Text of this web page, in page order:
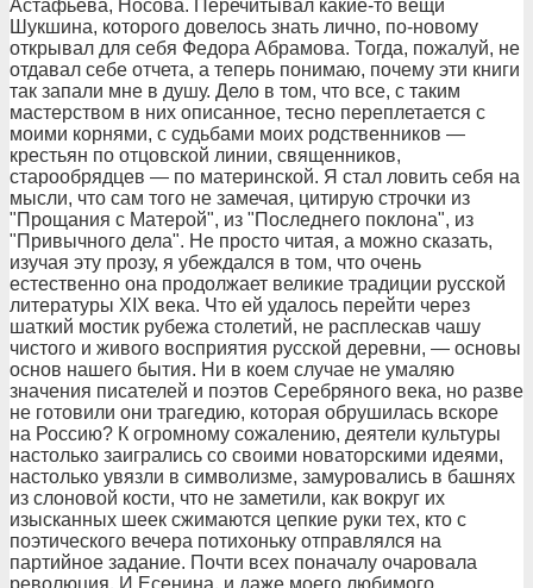
Астафьева, Носова. Перечитывал какие-то вещи
Шукшина, которого довелось знать лично, по-новому
открывал для себя Федора Абрамова. Тогда, пожалуй, не
отдавал себе отчета, а теперь понимаю, почему эти книги
так запали мне в душу. Дело в том, что все, с таким
мастерством в них описанное, тесно переплетается с
моими корнями, с судьбами моих родственников —
крестьян по отцовской линии, священников,
старообрядцев — по материнской. Я стал ловить себя на
мысли, что сам того не замечая, цитирую строчки из
"Прощания с Матерой", из "Последнего поклона", из
"Привычного дела". Не просто читая, а можно сказать,
изучая эту прозу, я убеждался в том, что очень
естественно она продолжает великие традиции русской
литературы ХIХ века. Что ей удалось перейти через
шаткий мостик рубежа столетий, не расплескав чашу
чистого и живого восприятия русской деревни, — основы
основ нашего бытия. Ни в коем случае не умаляю
значения писателей и поэтов Серебряного века, но разве
не готовили они трагедию, которая обрушилась вскоре
на Россию? К огромному сожалению, деятели культуры
настолько заигрались со своими новаторскими идеями,
настолько увязли в символизме, замуровались в башнях
из слоновой кости, что не заметили, как вокруг их
изысканных шеек сжимаются цепкие руки тех, кто с
поэтического вечера потихоньку отправлялся на
партийное задание. Почти всех поначалу очаровала
революция. И Есенина, и даже моего любимого